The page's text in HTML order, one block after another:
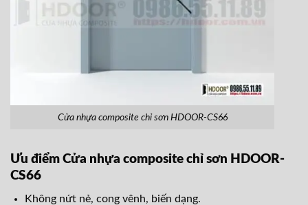
Cửa nhựa composite chỉ sơn HDOOR-CS66
Ưu điểm Cửa nhựa composite chỉ sơn HDOOR-
CS66
Không nứt nẻ, cong vênh, biến dạng.